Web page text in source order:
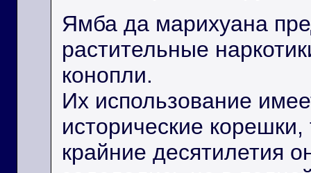
Ямба да марихуана
растительные
конопли.
Их использование
исторические
крайние десятилетия